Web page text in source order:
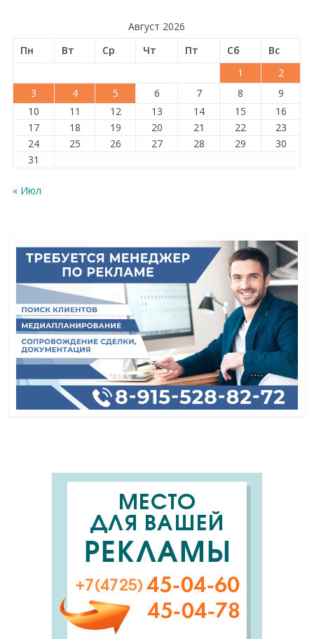
Август 2026
Пн
Вт Ср Чт Пт Сб
Вс
1
2
3
4 5 6 7 8
9
10
11 12 13 14 15
16
17
18 19 20 21 22
23
24
25 26 27 28 29
30
31
« Июл